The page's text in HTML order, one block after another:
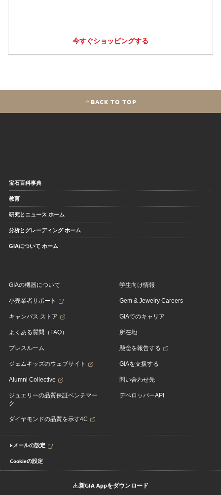
今すぐショッピングする
BACK TO TOP
宝石百科事典
教育
研究とニュース ホーム
分析とグレーディング ホーム
GIAについて ホーム
GIAの機器について
小売業者サポート
キャンパス ストア
よくある質問（FAQ）
プレスルーム
ジェムキッズのウェブサイト
Alumni Collective
ジュエリーの品質保証ベンチマー
ク
ダイヤモンドの品質を示す4C
学生向け情報
Gem & Jewelry Careers
GIAでのキャリア
所在地
懸念を報告する
GIAを支援する
問い合わせ先
デベロッパーAPI
Eメールの設定
Cookieの設定
新GIA Appをダウンロード